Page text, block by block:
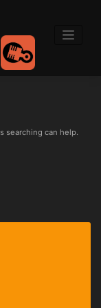
searching can help.